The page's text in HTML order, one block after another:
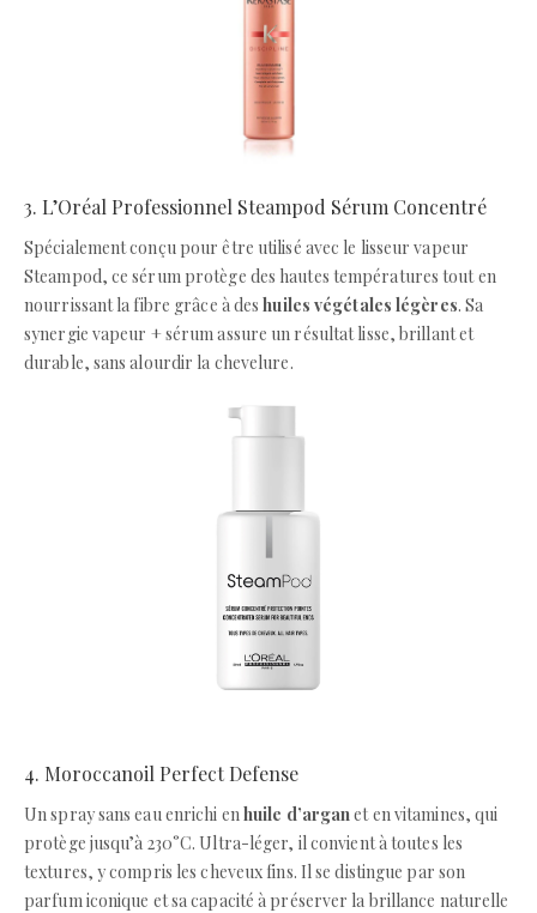
3. L’Oréal Professionnel Steampod Sérum Concentré
Spécialement conçu pour être utilisé avec le lisseur vapeur
Steampod, ce sérum protège des hautes températures tout en
nourrissant la fibre grâce à deshuiles végétales légères. Sa
synergie vapeur + sérum assure un résultat lisse, brillant et
durable, sans alourdir la chevelure.
4. Moroccanoil Perfect Defense
Un spray sans eau enrichi en huile d’argan et en vitamines, qui
protège jusqu’à 230°C. Ultra-léger, il convient à toutes les
textures, y compris les cheveux fins. Il se distingue par son
parfum iconique et sa capacité à préserver la brillance naturelle